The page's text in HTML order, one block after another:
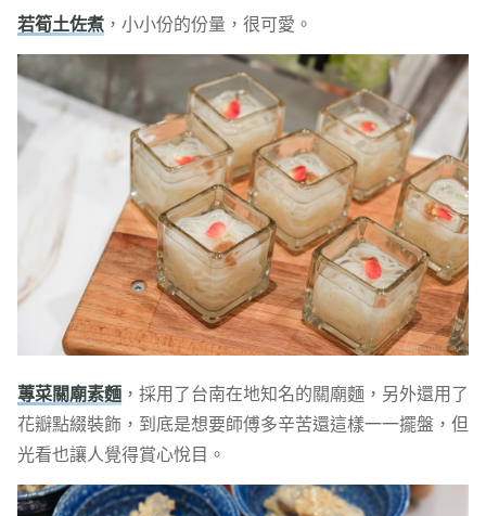
若筍土佐煮，小小份的份量，很可愛。
蓴菜關廟素麵，採用了台南在地知名的關廟麵，另外還用了
花瓣點綴裝飾，到底是想要師傅多辛苦還這樣一一擺盤，但
光看也讓人覺得賞心悅目。